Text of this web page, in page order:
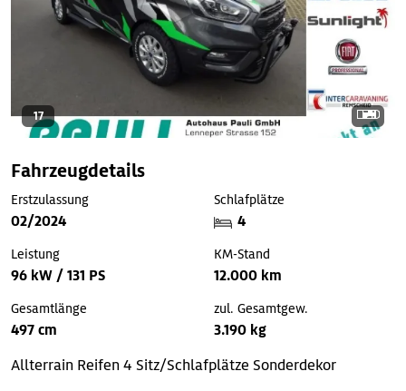
17
Fahrzeugdetails
Erstzulassung
02/2024
Schlafplätze
4
Leistung
96 kW / 131 PS
KM-Stand
12.000 km
Gesamtlänge
497 cm
zul. Gesamtgew.
3.190 kg
Allterrain Reifen4 Sitz/Schlafplätze Sonderdekor